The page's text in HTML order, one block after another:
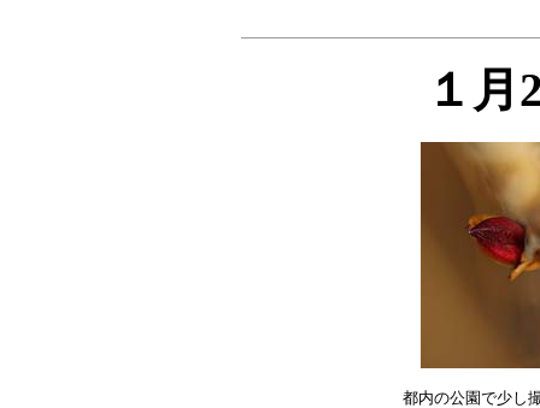
１月
都内の公園で少し